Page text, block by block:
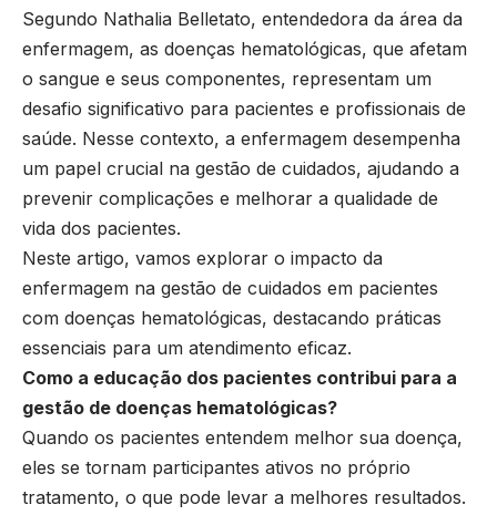
Segundo Nathalia Belletato, entendedora da área da
enfermagem, as doenças hematológicas, que afetam
o sangue e seus componentes, representam um
desafio significativo para pacientes e profissionais de
saúde. Nesse contexto, a enfermagem desempenha
um papel crucial na gestão de cuidados, ajudando a
prevenir complicações e melhorar a qualidade de
vida dos pacientes.
Neste artigo, vamos explorar o impacto da
enfermagem na gestão de cuidados em pacientes
com doenças hematológicas, destacando práticas
essenciais para um atendimento eficaz.
Como a educação dos pacientes contribui para a
gestão de doenças hematológicas?
Quando os pacientes entendem melhor sua doença,
eles se tornam participantes ativos no próprio
tratamento, o que pode levar a melhores resultados.